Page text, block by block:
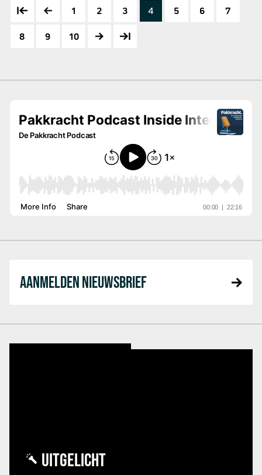
1 2 3 4 5 6 7
8 9 10
AANMELDEN NIEUWSBRIEF
UITGELICHT